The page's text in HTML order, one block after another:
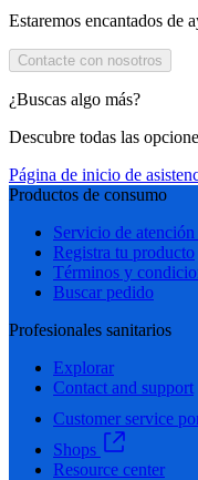
Estaremos encantados de
Contacte con nosotros
¿Buscas algo más?
Descubre todas las
Página de inicio de
Productos de consumo
Servicio de
Registra tu producto
Términos y
Buscar pedido
Profesionales sanitarios
Explorar
Contact and support
Customer service
Shops
Resource center